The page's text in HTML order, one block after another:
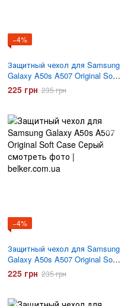
−4%
Защитный чехол для Samsung
Galaxy A50s A507 Original Soft
Case Красный
225 грн 235 грн
−4%
Защитный чехол для Samsung
Galaxy A50s A507 Original Soft
Case Серый
225 грн 235 грн